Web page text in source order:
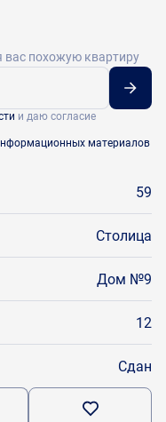
вас похожую квартиру
и даю согласие
материалов
59
Столица
Дом №9
12
Сдан